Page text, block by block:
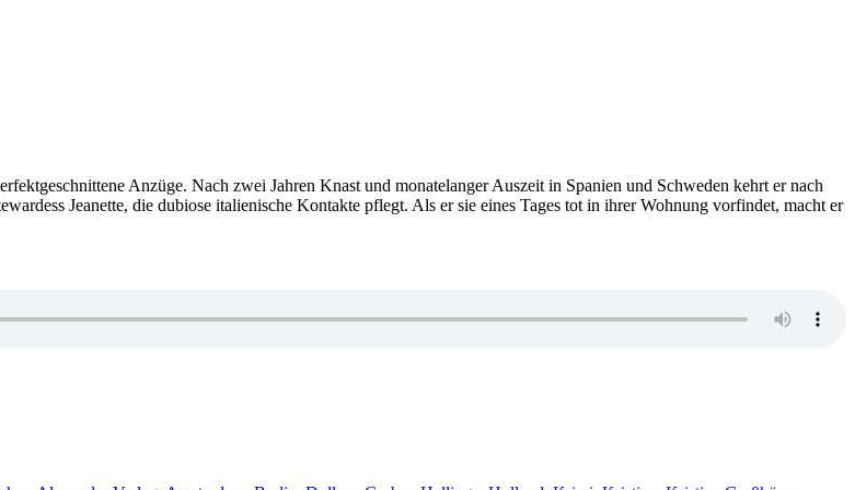
Anzüge. Nach zwei Jahren Knast und monatelanger Auszeit in Spanien und Schweden kehrt er nach
Jeanette, die dubiose italienische Kontakte pflegt. Als er sie eines Tages tot in ihrer Wohnung vorfindet, macht er